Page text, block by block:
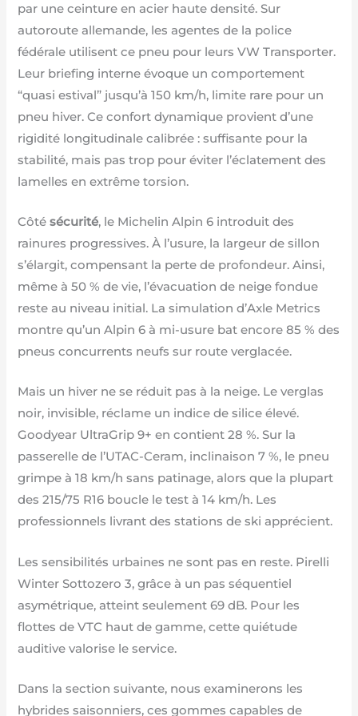
par une ceinture en acier haute densité. Sur
autoroute allemande, les agentes de la police
fédérale utilisent ce pneu pour leurs VW Transporter.
Leur briefing interne évoque un comportement
“quasi estival” jusqu’à 150 km/h, limite rare pour un
pneu hiver. Ce confort dynamique provient d’une
rigidité longitudinale calibrée : suffisante pour la
stabilité, mais pas trop pour éviter l’éclatement des
lamelles en extrême torsion.
Côtésécurité, le Michelin Alpin 6 introduit des
rainures progressives. À l’usure, la largeur de sillon
s’élargit, compensant la perte de profondeur. Ainsi,
même à 50 % de vie, l’évacuation de neige fondue
reste au niveau initial. La simulation d’Axle Metrics
montre qu’un Alpin 6 à mi-usure bat encore 85 % des
pneus concurrents neufs sur route verglacée.
Mais un hiver ne se réduit pas à la neige. Le verglas
noir, invisible, réclame un indice de silice élevé.
Goodyear UltraGrip 9+ en contient 28 %. Sur la
passerelle de l’UTAC-Ceram, inclinaison 7 %, le pneu
grimpe à 18 km/h sans patinage, alors que la plupart
des 215/75 R16 boucle le test à 14 km/h. Les
professionnels livrant des stations de ski apprécient.
Les sensibilités urbaines ne sont pas en reste. Pirelli
Winter Sottozero 3, grâce à un pas séquentiel
asymétrique, atteint seulement 69 dB. Pour les
flottes de VTC haut de gamme, cette quiétude
auditive valorise le service.
Dans la section suivante, nous examinerons les
hybrides saisonniers, ces gommes capables de